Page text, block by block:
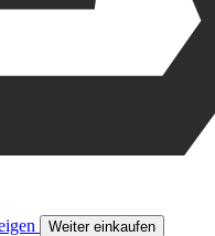
Weiter einkaufen